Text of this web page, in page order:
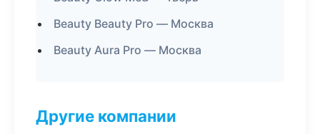
Beauty Beauty Pro — Москва
Beauty Aura Pro — Москва
Другие компании